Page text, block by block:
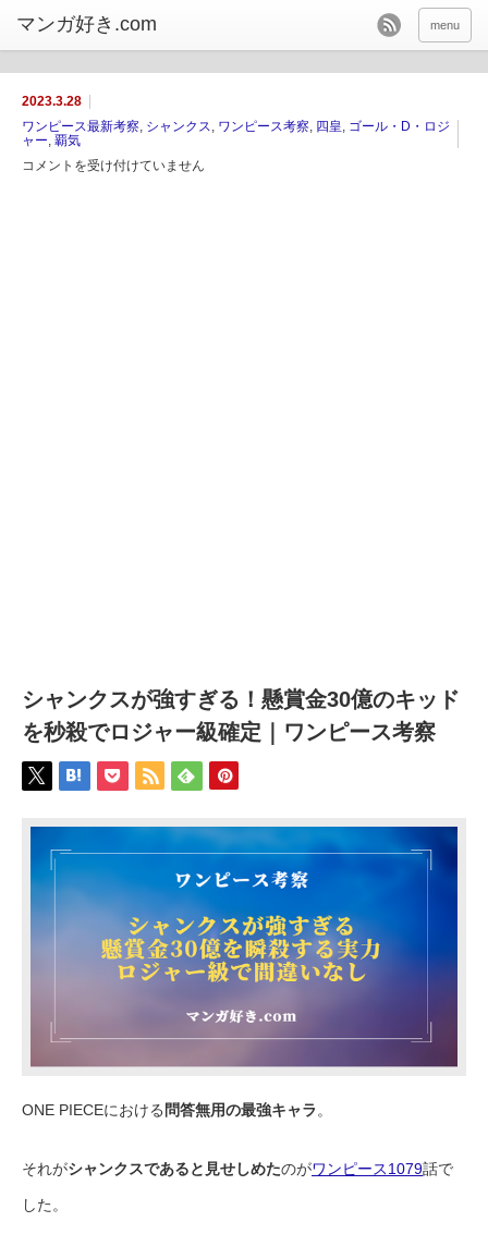
menu
2023.3.28
ワンピース最新考察, シャンクス, ワンピース考察, 四皇, ゴール・D・ロジ
ャー, 覇気
コメントを受け付けていません
シャンクスが強すぎる！懸賞金30億のキッド
を秒殺でロジャー級確定｜ワンピース考察
ONE PIECEにおける 問答無用の最強キャラ 。
それがシャンクスであると見せしめたのがワンピース1079話で
した。